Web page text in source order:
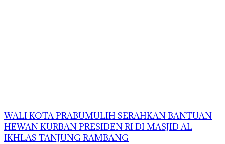
WALI KOTA PRABUMULIH SERAHKAN BANTUAN
HEWAN KURBAN PRESIDEN RI DI MASJID AL
IKHLAS TANJUNG RAMBANG